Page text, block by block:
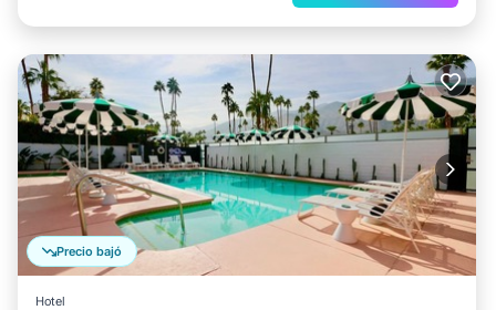
Precio bajó
Hotel